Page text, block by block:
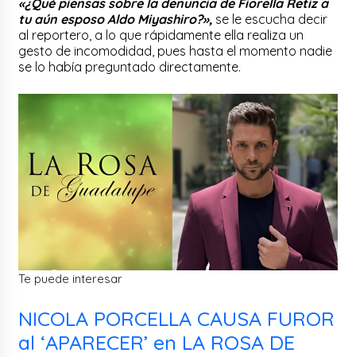
tu aún esposo Aldo Miyashiro?», se le escucha decir
al reportero, a lo que rápidamente ella realiza un
gesto de incomodidad, pues hasta el momento nadie
se lo había preguntado directamente.
Te puede interesar
NICOLA PORCELLA CAUSA FUROR
al ‘APARECER’ en LA ROSA DE